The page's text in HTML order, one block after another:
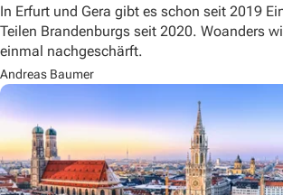
In Erfurt und Gera gibt es schon seit 2019
Teilen Brandenburgs seit 2020. Woanders
einmal nachgeschärft.
Andreas Baumer